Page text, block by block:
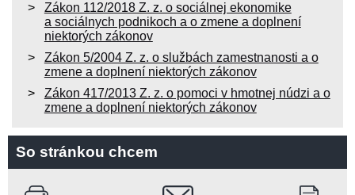
Zákon 112/2018 Z. z. o sociálnej ekonomike
a sociálnych podnikoch a o zmene a doplnení
niektorých zákonov
Zákon 5/2004 Z. z. o službách zamestnanosti a o
zmene a doplnení niektorých zákonov
Zákon 417/2013 Z. z. o pomoci v hmotnej núdzi a o
zmene a doplnení niektorých zákonov
So stránkou chcem